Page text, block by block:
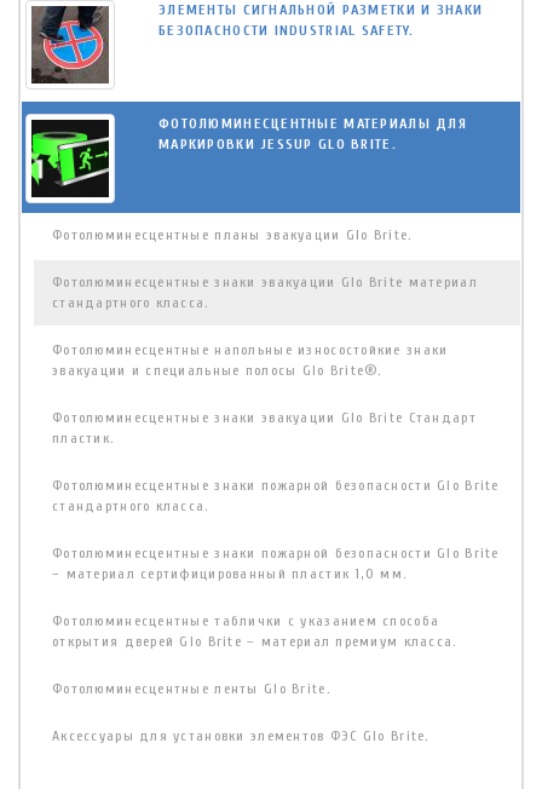
ЭЛЕМЕНТЫ СИГНАЛЬНОЙ РАЗМЕТКИ И ЗНАКИ
БЕЗОПАСНОСТИ INDUSTRIAL SAFETY.
ФОТОЛЮМИНЕСЦЕНТНЫЕ МАТЕРИАЛЫ ДЛЯ
МАРКИРОВКИ JESSUP GLO BRITE.
Фотолюминесцентные планы эвакуации Glo Brite.
Фотолюминесцентные знаки эвакуации Glo Brite материал
стандартного класса.
Фотолюминесцентные напольные износостойкие знаки
эвакуации и специальные полосы Glo Brite®.
Фотолюминесцентные знаки эвакуации Glo Brite Стандарт
пластик.
Фотолюминесцентные знаки пожарной безопасности Glo Brite
стандартного класса.
Фотолюминесцентные знаки пожарной безопасности Glo Brite
– материал сертифицированный пластик 1,0 мм.
Фотолюминесцентные таблички с указанием способа
открытия дверей Glo Brite – материал премиум класса.
Фотолюминесцентные ленты Glo Brite.
Аксессуары для установки элементов ФЭС Glo Brite.